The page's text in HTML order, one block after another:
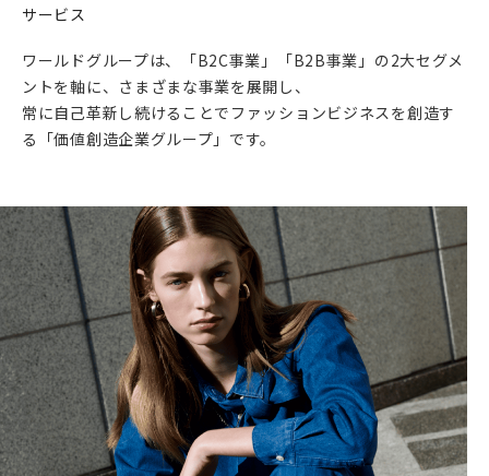
サービス
ワールドグループは、「B2C事業」「B2B事業」の2大セグメ
ントを軸に、さまざまな事業を展開し、
常に自己革新し続けることでファッションビジネスを創造す
る「価値創造企業グループ」です。